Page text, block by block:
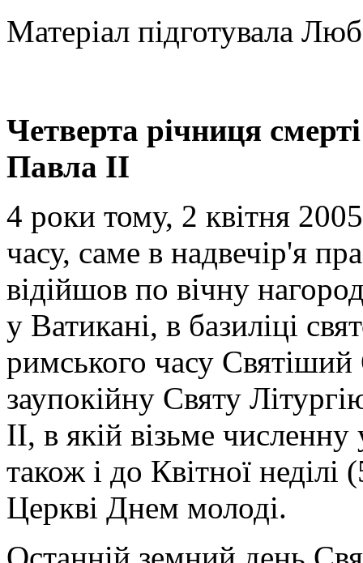
Матеріал підготувала
Четверта річниця
Павла ІІ
4 роки тому, 2 квітня
часу, саме в надвечір'я
відійшов по вічну
у Ватикані, в базиліці
римського часу
заупокійну Святу
ІІ, в якій візьме
також і до Квітної
Церкві Днем молоді.